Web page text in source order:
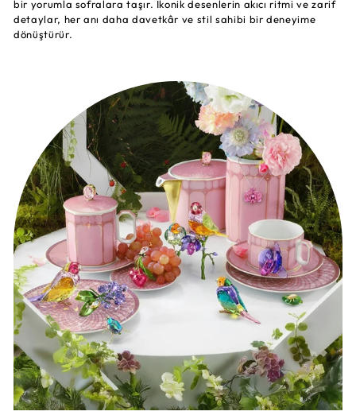
bir yorumla sofralara taşır. İkonik desenlerin akıcı ritmi ve zarif
detaylar, her anı daha davetkâr ve stil sahibi bir deneyime
dönüştürür.